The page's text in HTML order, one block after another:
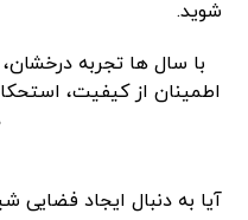
شوید.
با سال ها تجربه
اطمینان از کیفیت،
آیا به دنبال ایجاد فضایی